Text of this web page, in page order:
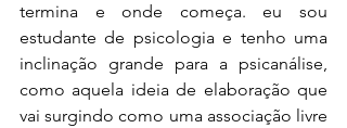
termina e onde começa. eu sou
estudante de psicologia e tenho uma
inclinação grande para a psicanálise,
como aquela ideia de elaboração que
vai surgindo como uma associação livre